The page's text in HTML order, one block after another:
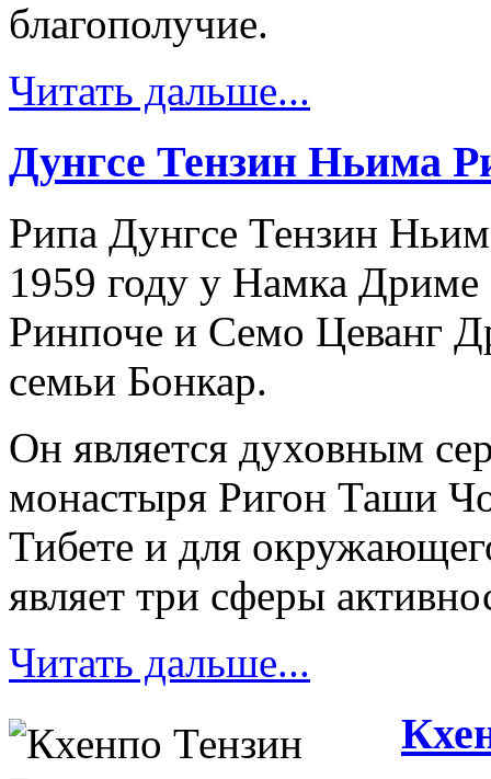
благополучие.
Читать дальше...
Дунгсе Тензин Ньима
Рипа Дунгсе Тензин
1959 году у Намка
Ринпоче и Семо Цеванг
семьи Бонкар.
Он является духовным
монастыря Ригон Таши
Тибете и для
являет три сферы
Читать дальше...